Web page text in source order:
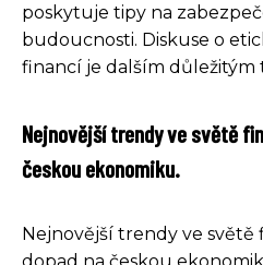
poskytuje tipy na
budoucnosti. Diskuse o
financí je dalším
Nejnovější trendy ve světě
českou ekonomiku.
Nejnovější trendy ve